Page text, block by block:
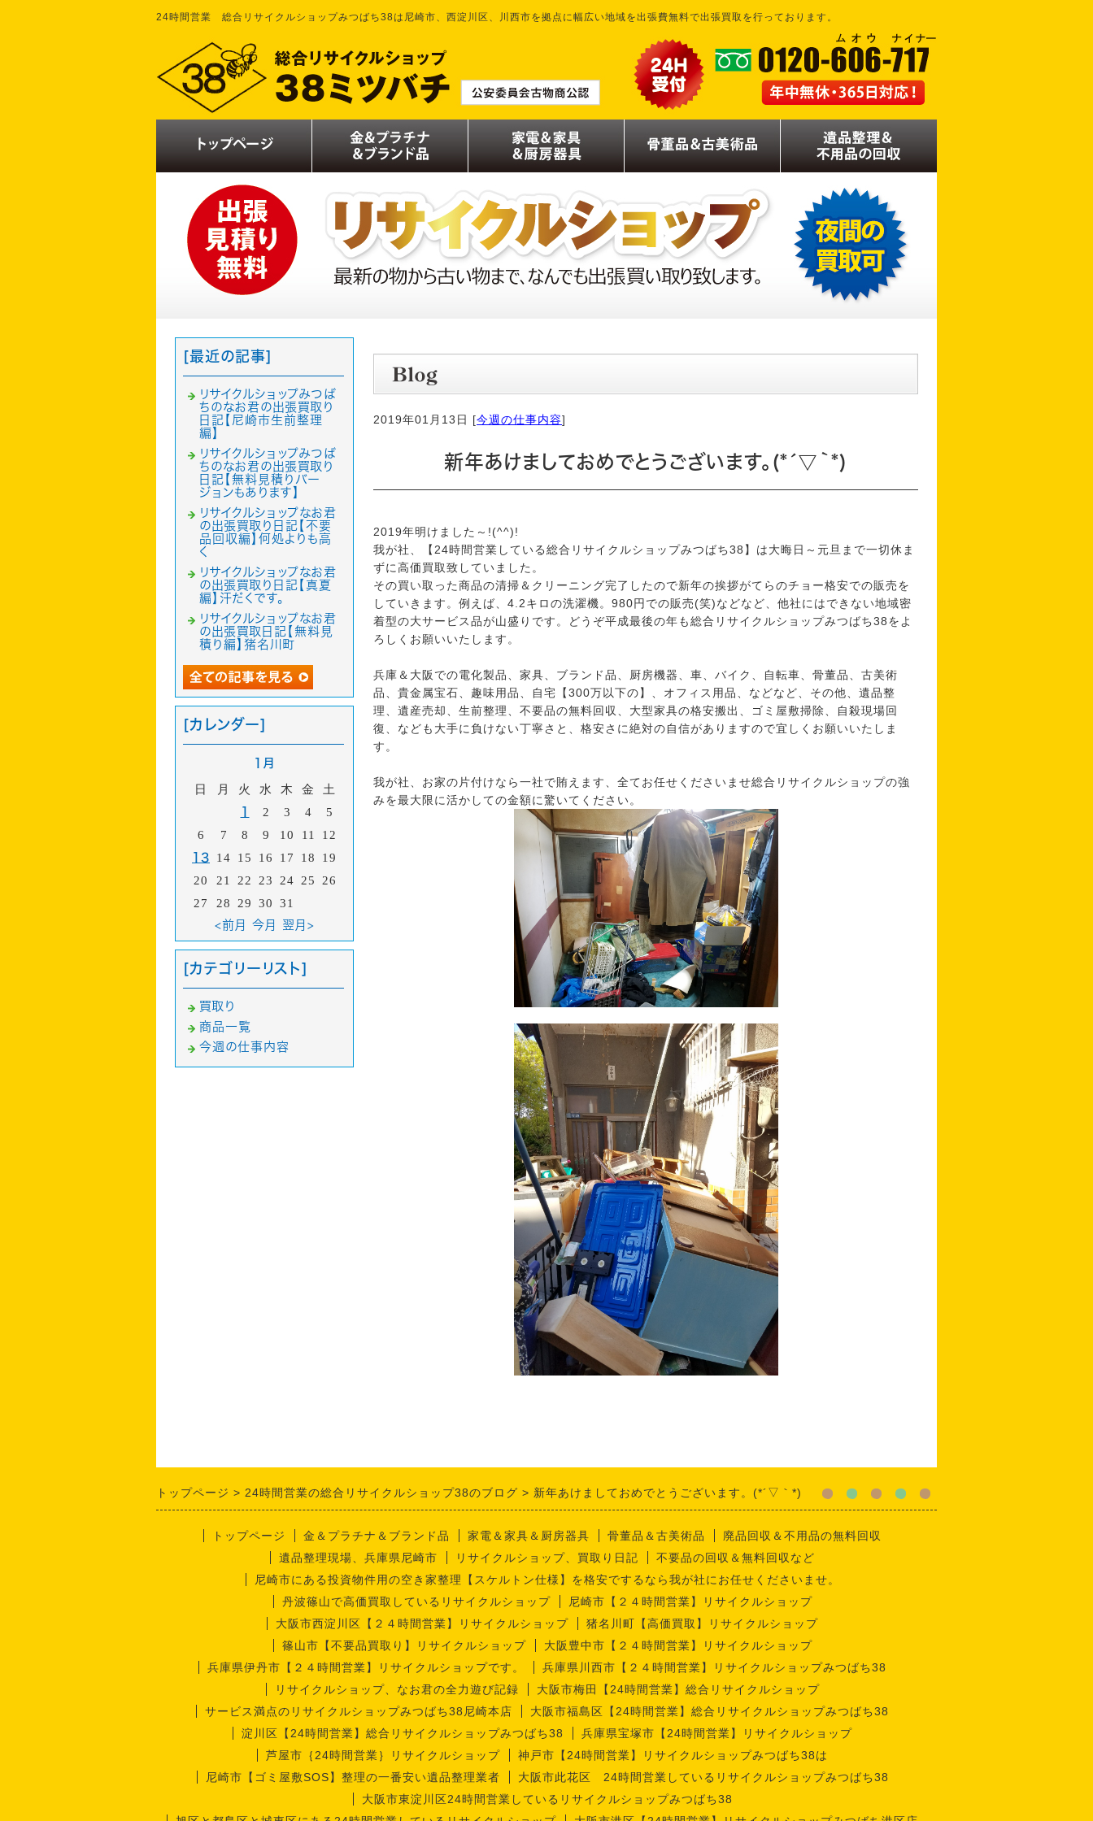
24時間営業 総合リサイクルショップみつばち38は尼崎市、西淀川区、川西市を拠点に幅広い地域を出張費無料で出張買取を行っております。
2019年01月13日 [今週の仕事内容]
新年あけましておめでとうございます。(*´▽｀*)
2019年明けました～!(^^)!
我が社、【24時間営業している総合リサイクルショップみつばち38】は大晦日～元旦まで一切休ま
ずに高価買取致していました。
その買い取った商品の清掃＆クリーニング完了したので新年の挨拶がてらのチョー格安での販売を
していきます。例えば、4.2キロの洗濯機。980円での販売(笑)などなど、他社にはできない地域密
着型の大サービス品が山盛りです。どうぞ平成最後の年も総合リサイクルショップみつばち38をよ
ろしくお願いいたします。
兵庫＆大阪での電化製品、家具、ブランド品、厨房機器、車、バイク、自転車、骨董品、古美術
品、貴金属宝石、趣味用品、自宅【300万以下の】、オフィス用品、などなど、その他、遺品整
理、遺産売却、生前整理、不要品の無料回収、大型家具の格安搬出、ゴミ屋敷掃除、自殺現場回
復、なども大手に負けない丁寧さと、格安さに絶対の自信がありますので宜しくお願いいたしま
す。
我が社、お家の片付けなら一社で賄えます、全てお任せくださいませ総合リサイクルショップの強
みを最大限に活かしての金額に驚いてください。
[最近の記事]
リサイクルショップみつば
ちのなお君の出張買取り
日記【尼崎市生前整理
編】
リサイクルショップみつば
ちのなお君の出張買取り
日記【無料見積りバー
ジョンもあります】
リサイクルショップなお君
の出張買取り日記【不要
品回収編】何処よりも高
く
リサイクルショップなお君
の出張買取り日記【真夏
編】汗だくです。
リサイクルショップなお君
の出張買取日記【無料見
積り編】猪名川町
[カレンダー]
1月
日 月 火 水 木 金 土
1 2 3 4
5
6
7 8 9 10 11 12
13 14 15 16 17 18
19
20
21 22 23 24 25
26
27
28 29 30 31
<前月 今月 翌月>
[カテゴリーリスト]
買取り
商品一覧
今週の仕事内容
トップページ 24時間営業の総合リサイクルショップ38のブログ 新年あけましておめでとうございます。(*´▽｀*)
トップページ 金＆プラチナ＆ブランド品 家電＆家具＆厨房器具 骨董品＆古美術品
廃品回収＆不用品の無料回収
遺品整理現場、兵庫県尼崎市
リサイクルショップ、買取り日記
不要品の回収＆無料回収など
尼崎市にある投資物件用の空き家整理【スケルトン仕様】を格安でするなら我が社にお任せくださいませ。
丹波篠山で高価買取しているリサイクルショップ
尼崎市【２４時間営業】リサイクルショップ
大阪市西淀川区【２４時間営業】リサイクルショップ
猪名川町【高価買取】リサイクルショップ
篠山市【不要品買取り】リサイクルショップ
大阪豊中市【２４時間営業】リサイクルショップ
兵庫県伊丹市【２４時間営業】リサイクルショップです。
兵庫県川西市【２４時間営業】リサイクルショップみつばち38
リサイクルショップ、なお君の全力遊び記録
大阪市梅田【24時間営業】総合リサイクルショップ
サービス満点のリサイクルショップみつばち38尼崎本店
大阪市福島区【24時間営業】総合リサイクルショップみつばち38
淀川区【24時間営業】総合リサイクルショップみつばち38
兵庫県宝塚市【24時間営業】リサイクルショップ
芦屋市｛24時間営業｝リサイクルショップ
神戸市【24時間営業】リサイクルショップみつばち38は
尼崎市【ゴミ屋敷SOS】整理の一番安い遺品整理業者
大阪市此花区 24時間営業しているリサイクルショップみつばち38
大阪市東淀川区24時間営業しているリサイクルショップみつばち38